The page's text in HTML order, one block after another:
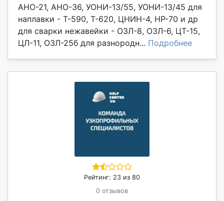
АНО-21, АНО-36, УОНИ-13/55, УОНИ-13/45 для
наплавки - Т-590, Т-620, ЦНИН-4, НР-70 и др
для сварки нежавейки - ОЗЛ-8, ОЗЛ-6, ЦТ-15,
ЦЛ-11, ОЗЛ-25б для разнородн... Подробнее
Рейтинг: 23 из 80
0 отзывов